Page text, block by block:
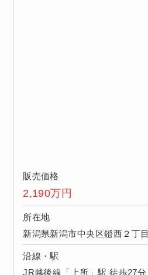
販売価格
2,190万円
所在地
新潟県新潟市中央区鐙西２丁目
沿線・駅
JR越後線「上所」駅 徒歩27分